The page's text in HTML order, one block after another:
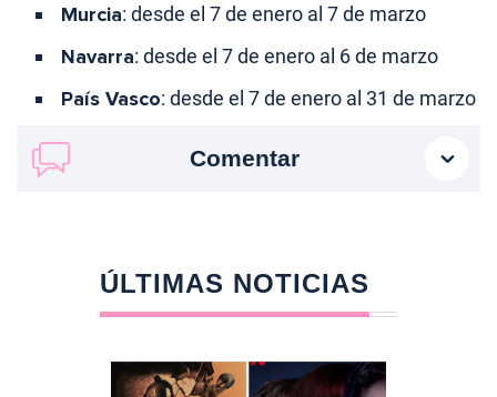
Murcia: desde el 7 de enero al 7 de marzo
Navarra: desde el 7 de enero al 6 de marzo
País Vasco: desde el 7 de enero al 31 de marzo
Comentar
ÚLTIMAS NOTICIAS